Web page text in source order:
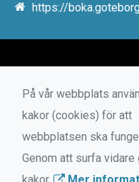
https://
På vår webbplats
kakor (cookies) för att
webbplatsen ska
Genom att surfa vidare